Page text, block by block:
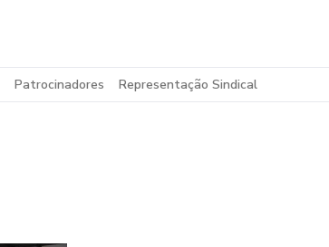
Patrocinadores Representação Sindical